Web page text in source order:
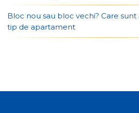
Bloc nou sau bloc vechi? Care
tip de apartament